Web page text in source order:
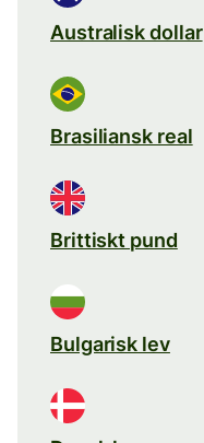
Australisk dollar
Brasiliansk real
Brittiskt pund
Bulgarisk lev